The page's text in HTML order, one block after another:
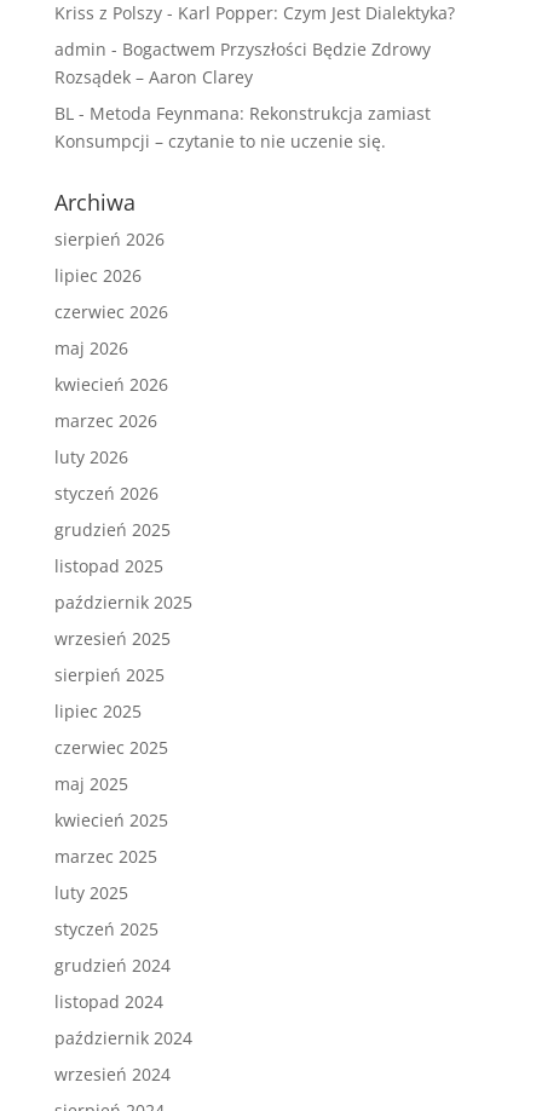
Kriss z Polszy- Karl Popper: Czym Jest Dialektyka?
admin - Bogactwem Przyszłości Będzie Zdrowy
Rozsądek – Aaron Clarey
BL- Metoda Feynmana: Rekonstrukcja zamiast
Konsumpcji – czytanie to nie uczenie się.
Archiwa
sierpień 2026
lipiec 2026
czerwiec 2026
maj 2026
kwiecień 2026
marzec 2026
luty 2026
styczeń 2026
grudzień 2025
listopad 2025
październik 2025
wrzesień 2025
sierpień 2025
lipiec 2025
czerwiec 2025
maj 2025
kwiecień 2025
marzec 2025
luty 2025
styczeń 2025
grudzień 2024
listopad 2024
październik 2024
wrzesień 2024